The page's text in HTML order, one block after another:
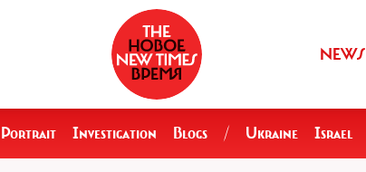
NEWS
Portrait Investigation Blogs / Ukraine Israel